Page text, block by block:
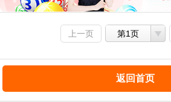
上一页 第1页
返回首页